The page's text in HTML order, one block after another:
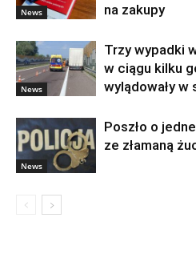
News
na zakupy
News
Trzy wypadki
w ciągu kilku
wylądowały w
News
Poszło o
ze złamaną